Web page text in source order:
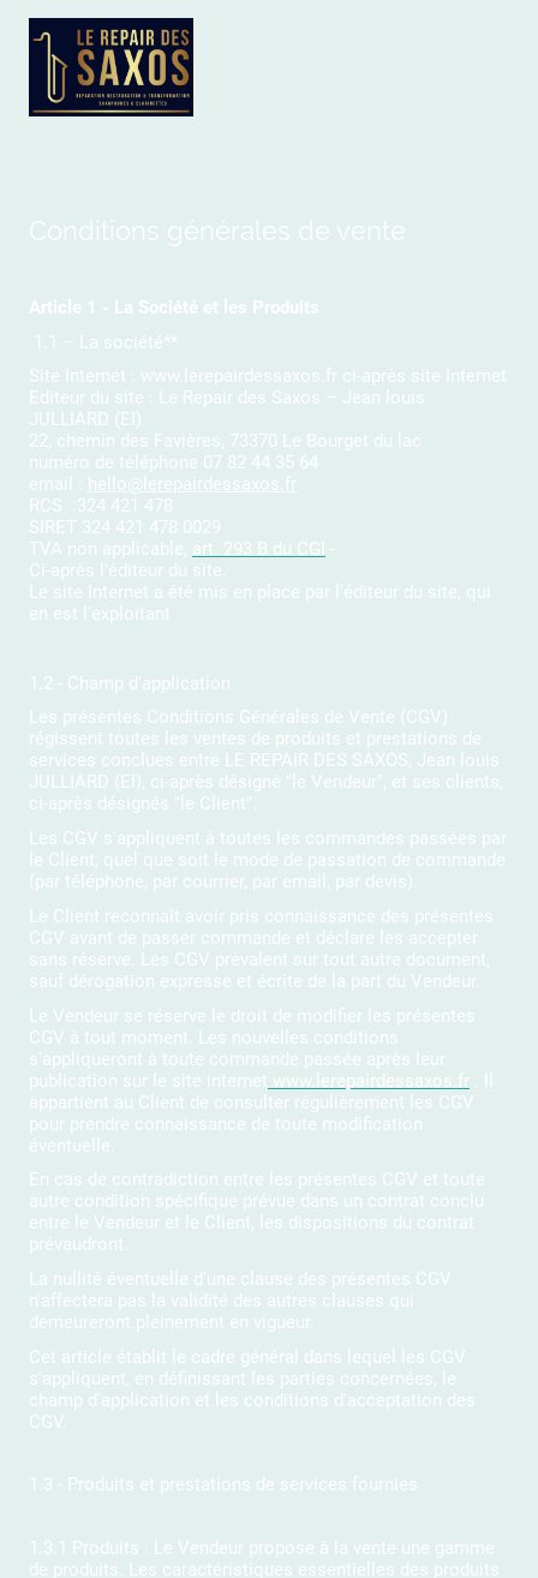
Conditions générales de vente
Article 1 - La Société et les Produits
1.1 – La société**
Site Internet : www.lerepairdessaxos.fr ci-après site Internet
Editeur du site : Le Repair des Saxos – Jean louis
JULLIARD (EI)
22, chemin des Favières, 73370 Le Bourget du lac
numéro de téléphone 07 82 44 35 64
email : hello@lerepairdessaxos.fr
RCS :324 421 478
SIRET 324 421 478 0029
TVA non applicable, art. 293 B du CGI -
Ci-après l'éditeur du site.
Le site Internet a été mis en place par l'éditeur du site, qui
en est l'exploitant
1.2 - Champ d'application
Les présentes Conditions Générales de Vente (CGV)
régissent toutes les ventes de produits et prestations de
services conclues entre LE REPAIR DES SAXOS, Jean louis
JULLIARD (EI), ci-après désigné "le Vendeur", et ses clients,
ci-après désignés "le Client".
Les CGV s'appliquent à toutes les commandes passées par
le Client, quel que soit le mode de passation de commande
(par téléphone, par courrier, par email, par devis).
Le Client reconnaît avoir pris connaissance des présentes
CGV avant de passer commande et déclare les accepter
sans réserve. Les CGV prévalent sur tout autre document,
sauf dérogation expresse et écrite de la part du Vendeur.
Le Vendeur se réserve le droit de modifier les présentes
CGV à tout moment. Les nouvelles conditions
s'appliqueront à toute commande passée après leur
publication sur le site internet www.lerepairdessaxos.fr
appartient au Client de consulter régulièrement les CGV
pour prendre connaissance de toute modification
éventuelle.
En cas de contradiction entre les présentes CGV et toute
autre condition spécifique prévue dans un contrat conclu
entre le Vendeur et le Client, les dispositions du contrat
prévaudront.
La nullité éventuelle d'une clause des présentes CGV
n'affectera pas la validité des autres clauses qui
demeureront pleinement en vigueur.
Cet article établit le cadre général dans lequel les CGV
s'appliquent, en définissant les parties concernées, le
champ d'application et les conditions d'acceptation des
CGV.
1.3 - Produits et prestations de services fournies
1.3.1 Produits : Le Vendeur propose à la vente une gamme
de produits. Les caractéristiques essentielles des produits